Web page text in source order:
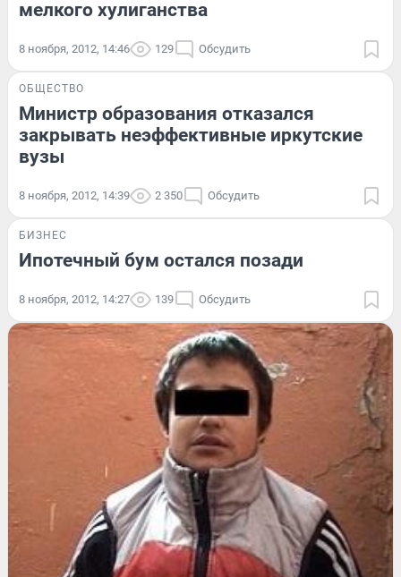
мелкого хулиганства
8 ноября, 2012, 14:46 129 Обсудить
ОБЩЕСТВО
Министр образования отказался
закрывать неэффективные иркутские
вузы
8 ноября, 2012, 14:39 2 350 Обсудить
БИЗНЕС
Ипотечный бум остался позади
8 ноября, 2012, 14:27 139 Обсудить